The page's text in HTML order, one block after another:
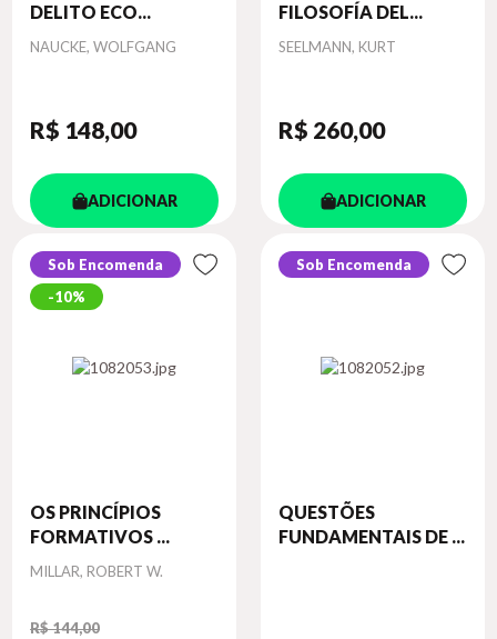
DELITO ECO...
Autor
NAUCKE, WOLFGANG
R$ 148,00
ADICIONAR
FILOSOFÍA DEL...
Autor
SEELMANN, KURT
R$ 260,00
ADICIONAR
Sob Encomenda
10%
OS PRINCÍPIOS
FORMATIVOS ...
Autor
MILLAR, ROBERT W.
R$ 144,00
Sob Encomenda
QUESTÕES
FUNDAMENTAIS DE ...